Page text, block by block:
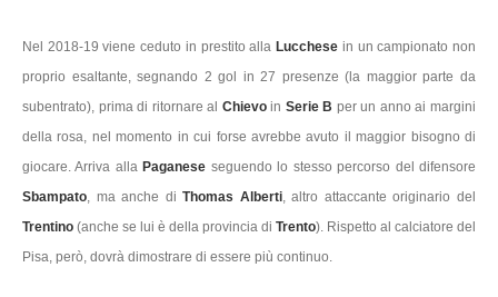
Nel 2018-19 viene ceduto in prestito alla Lucchese in un campionato non
proprio esaltante, segnando 2 gol in 27 presenze (la maggior parte da
subentrato), prima di ritornare al Chievoin Serie B per un anno ai margini
della rosa, nel momento in cui forse avrebbe avuto il maggior bisogno di
giocare. Arriva alla Paganese seguendo lo stesso percorso del difensore
Sbampato, ma anche diThomas Alberti, altro attaccante originario del
Trentino (anche se lui è della provincia di Trento). Rispetto al calciatore del
Pisa, però, dovrà dimostrare di essere più continuo.